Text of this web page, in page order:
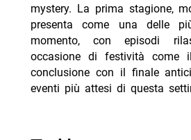
mystery. La prima stagione,
presenta come una delle
momento, con episodi
occasione di festività come
conclusione con il finale
eventi più attesi di questa